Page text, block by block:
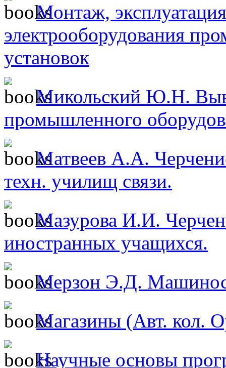
Монтаж,
электрооборудования
установок
Микольский Ю.Н.
промышленного
Матвеев А.А.
техн. училищ связи.
Мазурова И.И.
иностранных учащихся.
Мерзон Э.Д.
Магазины (Авт. кол.
Научные основы